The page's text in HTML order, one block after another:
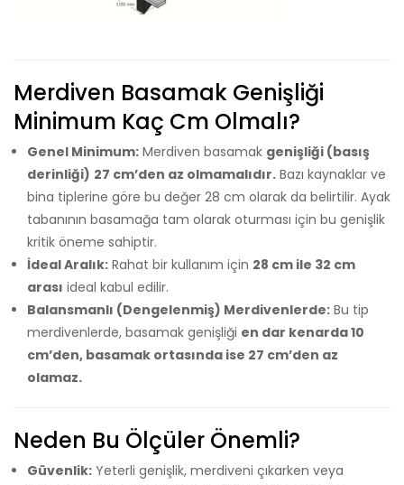
Merdiven Basamak Genişliği
Minimum Kaç Cm Olmalı?
Genel Minimum: Merdiven basamak genişliği (basış
derinliği) 27 cm’den az olmamalıdır. Bazı kaynaklar ve
bina tiplerine göre bu değer 28 cm olarak da belirtilir. Ayak
tabanının basamağa tam olarak oturması için bu genişlik
kritik öneme sahiptir.
İdeal Aralık: Rahat bir kullanım için 28 cm ile 32 cm
arası ideal kabul edilir.
Balansmanlı (Dengelenmiş) Merdivenlerde: Bu tip
merdivenlerde, basamak genişliği en dar kenarda 10
cm’den, basamak ortasında ise 27 cm’den az
olamaz.
Neden Bu Ölçüler Önemli?
Güvenlik: Yeterli genişlik, merdiveni çıkarken veya